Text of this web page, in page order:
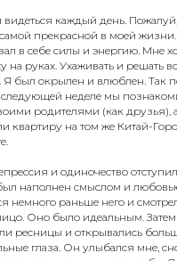
каждый день. Пожалуй,
прекрасной в моей
в себе силы и энергию. Мне
на руках. Ухаживать и решать
был окрылен и влюблен. Так
следующей неделе мы
родителями (как друзья),
квартиру на том же Китай-
и одиночество
наполнен смыслом и
немного раньше него и
Оно было идеальным. Затем
ресницы и открывались
глаза. Он улыбался мне,